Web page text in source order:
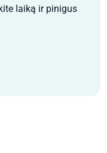
laiką ir pinigus